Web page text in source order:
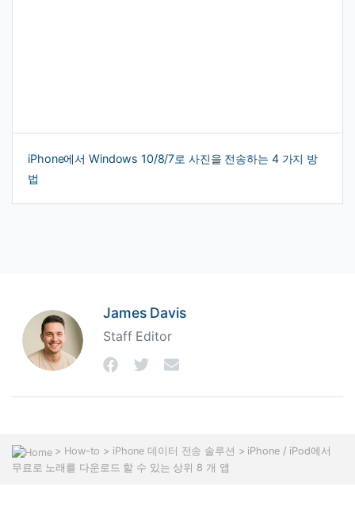
iPhone에서 Windows 10/8/7로 사진을 전송하는 4 가지 방
법
James Davis
Staff Editor
> How-to > iPhone 데이터 전송 솔루션 > iPhone / iPod에서
무료로 노래를 다운로드 할 수 있는 상위 8 개 앱